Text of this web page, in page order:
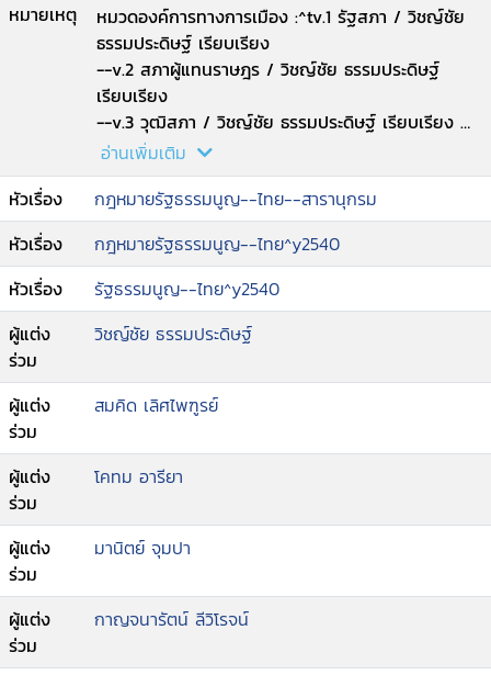
หมายเหตุ
หมวดองค์การทางการเมือง :^tv.1 รัฐสภา / วิชญ์ชัย
ธรรมประดิษฐ์ เรียบเรียง
--v.2 สภาผู้แทนราษฎร / วิชญ์ชัย ธรรมประดิษฐ์
เรียบเรียง
--v.3 วุฒิสภา / วิชญ์ชัย ธรรมประดิษฐ์ เรียบเรียง
--v.4.หลักการใหม่ในกระบวนการนิติบัญญัติ / สมคิด
เลิศไพฑูรย์ เรียบเรียง
--v.5 ระบบการเลือกตั้ง / โคทม อารียา เรียบเรียง
--v.6 การอภิปรายไม่ไว้วางใจ / มานิตย์ จุมปา เรียบ
เรียง
--v.7 การยุบสภา / มานิตย์ จุมปา เรียบเรียง
--v.8 คณะกรรมาธิการ / กาญจนารัตน์ ลีวิโรจน์ เรียบ
เรียง
เรียง
--v.10 คณะรัฐมนตรี / อัครเมศวร์ ทองนวล เรียบ
--v.11 ความสัมพันธ์ระหว่างคณะรัฐสภาและคณะ
รัฐมนตรี / อัครเมศวร์ ทองนวล เรียบเรียง
เรียบเรียง
อ่านเพิ่มเติม
หัวเรื่อง
กฎหมายรัฐธรรมนูญ--ไทย--สารานุกรม
หัวเรื่อง
กฎหมายรัฐธรรมนูญ--ไทย^y2540
หัวเรื่อง
รัฐธรรมนูญ--ไทย^y2540
ผู้แต่ง
ร่วม
วิชญ์ชัย ธรรมประดิษฐ์
ผู้แต่ง
ร่วม
สมคิด เลิศไพฑูรย์
ผู้แต่ง
ร่วม
โคทม อารียา
ผู้แต่ง
ร่วม
มานิตย์ จุมปา
ผู้แต่ง
ร่วม
กาญจนารัตน์ ลีวิโรจน์